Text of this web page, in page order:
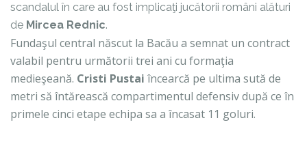
scandalul în care au fost implicaţi jucătorii români alături
de Mircea Rednic.
Fundaşul central născut la Bacău a semnat un contract
valabil pentru următorii trei ani cu formaţia
medieşeană. Cristi Pustai încearcă pe ultima sută de
metri să întărească compartimentul defensiv după ce în
primele cinci etape echipa sa a încasat 11 goluri.